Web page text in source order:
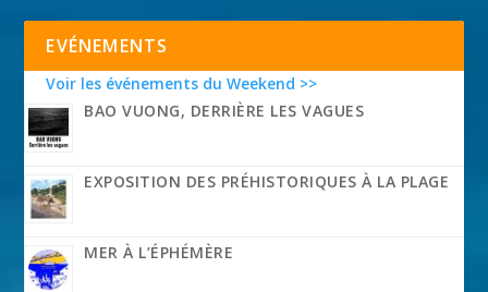
EVÉNEMENTS
Voir les événements du Weekend >>
BAO VUONG, DERRIÈRE LES VAGUES
EXPOSITION DES PRÉHISTORIQUES À LA PLAGE
MER À L’ÉPHÉMÈRE